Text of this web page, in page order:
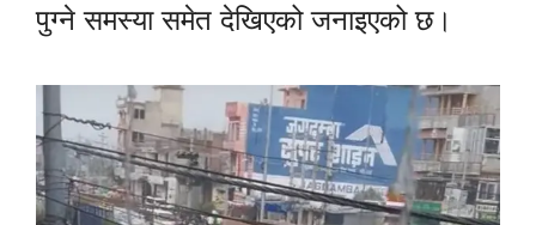
पुग्ने समस्या समेत देखिएको जनाइएको छ।